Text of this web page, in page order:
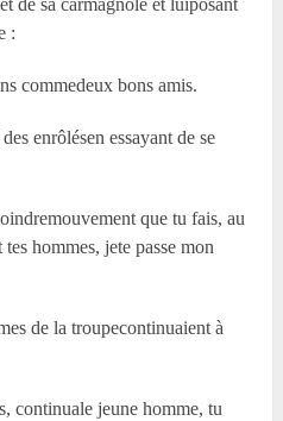
de sa carmagnole et luiposant
:
commedeux bons amis.
enrôlésen essayant de se
que tu fais, au
hommes, jete passe mon
de la troupecontinuaient à
continuale jeune homme, tu